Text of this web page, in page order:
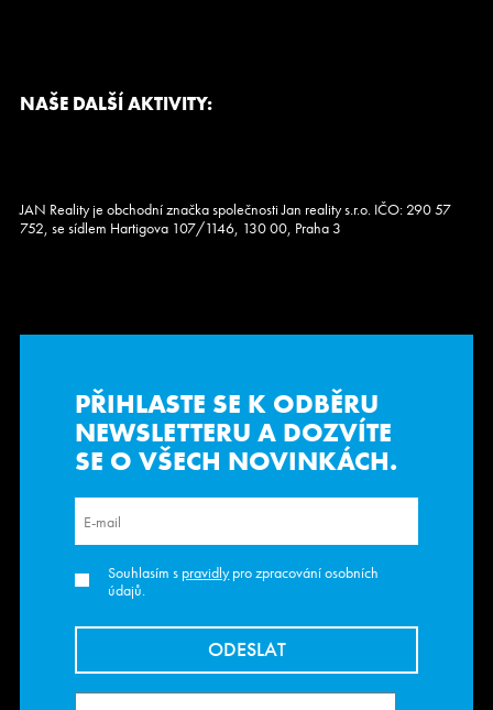
NAŠE DALŠÍ AKTIVITY:
JAN Reality je obchodní značka společnosti Jan reality s.r.o. IČO: 290 57
752, se sídlem Hartigova 107/1146, 130 00, Praha 3
PŘIHLASTE SE K ODBĚRU
NEWSLETTERUA DOZVÍTE
SE O VŠECH NOVINKÁCH.
Souhlasím s pravidlypro zpracování osobních
údajů.